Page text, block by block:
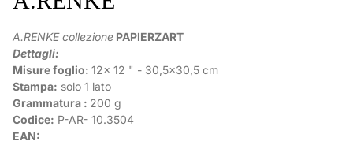
A.RENKEcollezione PAPIERZART
Dettagli:
Misure foglio: 12x 12 " - 30,5x30,5 cm
Stampa: solo 1 lato
Grammatura : 200 g
Codice: P-AR- 10.3504
EAN: